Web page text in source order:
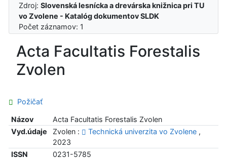
Zdroj:Slovenská lesnícka a drevárska knižnica pri TU
vo Zvolene - Katalóg dokumentov SLDK
Počet záznamov: 1
Acta Facultatis Forestalis
Zvolen
Požičať
Názov
Acta Facultatis Forestalis Zvolen
Vyd.údaje
Zvolen : Technická univerzita vo Zvolene,
2023
ISSN
0231-5785